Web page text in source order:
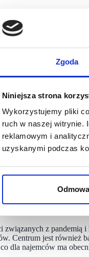
Zgoda
Niniejsza strona
Wykorzystujemy pliki
ruch w naszej witrynie.
reklamowym i
uzyskanymi podczas
Odmowa
MAX w
bowiem:
Cocodrillo
markowymi Lego
od roku 2019
Center Manager w
został
koncepcie.
odświeżył salon
Uwieńczeniem tych
ale również i pizza,
w pobliżu węzła
w skład
usługowe.
z pandemią
Centrum jest również
dla najemców ma